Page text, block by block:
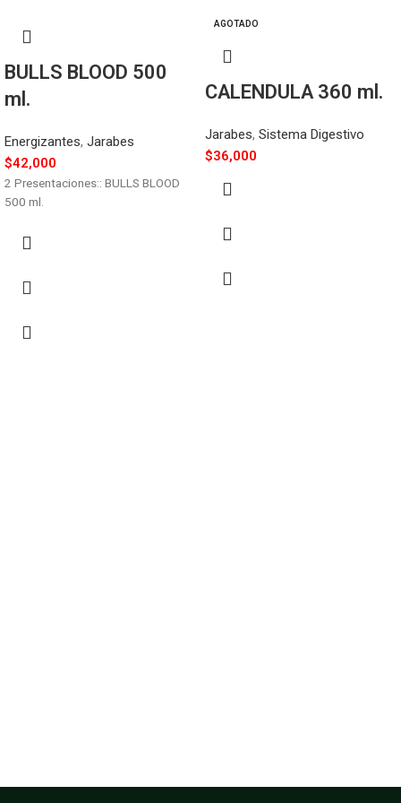
BULLS BLOOD 500
ml.
Energizantes, Jarabes
$42,000
2 Presentaciones:: BULLS BLOOD
500 ml.
AGOTADO
CALENDULA 360 ml.
Jarabes, Sistema Digestivo
$36,000